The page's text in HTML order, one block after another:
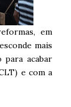
em
mais
acabar
e com a